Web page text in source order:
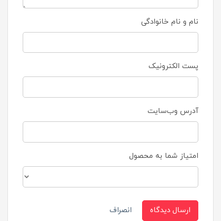
نام و نام خانوادگی
پست الکترونیک
آدرس وب‌سایت
امتیاز شما به محصول
ارسال دیدگاه انصراف